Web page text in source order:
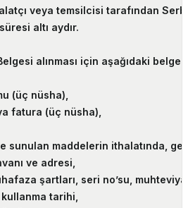
veya temsilcisi tarafından
altı aydır.
alınması için aşağıdaki
(üç nüsha),
fatura (üç nüsha),
sunulan maddelerin ithalatında,
ve adresi,
şartları, seri no’su,
tarihi,